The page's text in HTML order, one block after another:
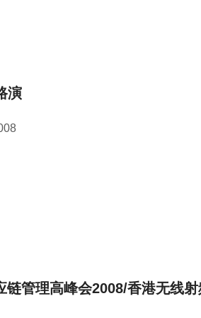
演
链管理高峰会2008/香港无线